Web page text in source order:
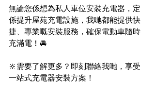
無論您係想為私人車位安裝充電器，定
係提升屋苑充電設施，我哋都能提供快
捷、專業嘅安裝服務，確保電動車隨時
充滿電！🚘
🔆需要了解更多？即刻聯絡我哋，享受
一站式充電器安裝方案！